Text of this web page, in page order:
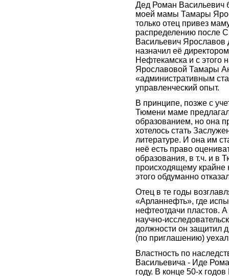
Дед Роман Васильевич
моей мамы Тамары
только отец привез
распределению после
Васильевич Ярославов
назначил её
Нефтекамска и с этого
Ярославовой Тамары
«административным
управленческий опыт.
В принципе, позже с
Тюмени маме
образованием, но она
хотелось стать
литературе. И она им
неё есть право
образования, в т.ч. и в
происходящему крайне
этого обдуманно
Отец в те годы
«Арланнефть», где
нефтеотдачи пластов.
научно-
должности он защитил
(по приглашению)
Властность по
Васильевича - Иде
году. В конце 50-х